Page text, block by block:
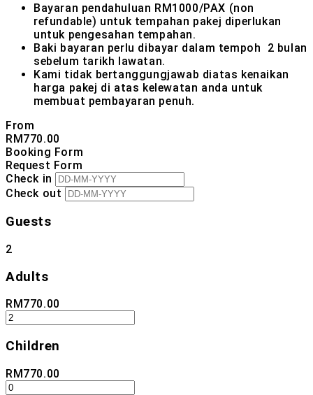
Bayaran pendahuluan RM1000/PAX (non
refundable) untuk tempahan pakej diperlukan
untuk pengesahan tempahan.
Baki bayaran perlu dibayar dalam tempoh 2 bulan
sebelum tarikh lawatan.
Kami tidak bertanggungjawab diatas kenaikan
harga pakej di atas kelewatan anda untuk
membuat pembayaran penuh.
From
RM770.00
Booking Form
Request Form
Check in
Check out
Guests
2
Adults
RM 770.00
Children
RM770.00